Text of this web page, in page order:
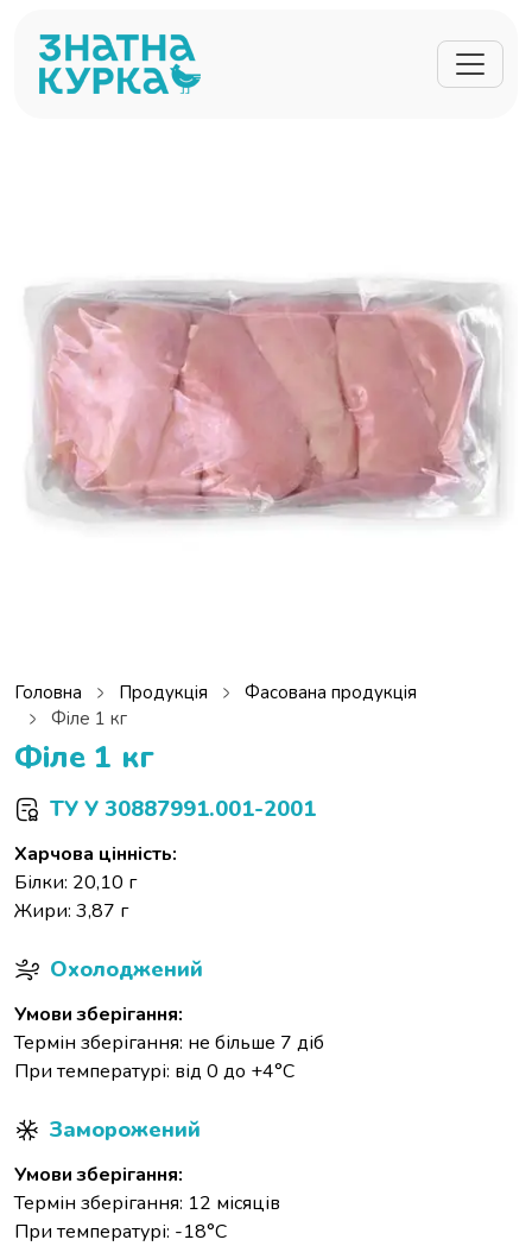
Головна Продукція
Фасована продукція
Філе 1 кг
Філе 1 кг
ТУ У 30887991.001-2001
Харчова цінність:
Білки: 20,10 г
Жири: 3,87 г
Охолоджений
Умови зберігання:
Термін зберігання: не більше 7 діб
При температурі: від 0 до +4°С
Заморожений
Умови зберігання:
Термін зберігання: 12 місяців
При температурі: -18°С